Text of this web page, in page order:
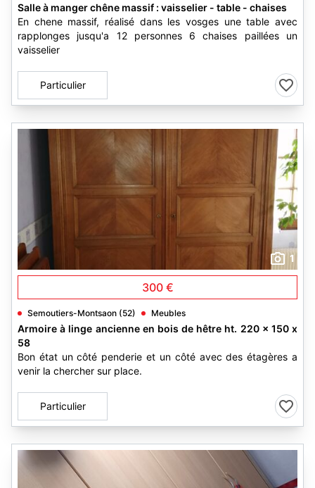
Salle à manger chêne massif : vaisselier - table - chaises
En chene massif, réalisé dans les vosges une table avec
rapplonges jusqu'a 12 personnes 6 chaises paillées un
vaisselier
Particulier
1
300 €
Semoutiers-Montsaon (52) Meubles
Armoire à linge ancienne en bois de hêtre ht. 220 x 150 x
58
Bon état un côté penderie et un côté avec des étagères a
venir la chercher sur place.
Particulier